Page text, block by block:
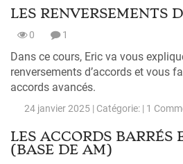
LES RENVERSEMENTS
0 1
Dans ce cours, Eric va vous
renversements d’accords et vous
accords avancés.
24 janvier 2025 | Catégorie: | 1
LES ACCORDS BARRÉS
(BASE DE AM)